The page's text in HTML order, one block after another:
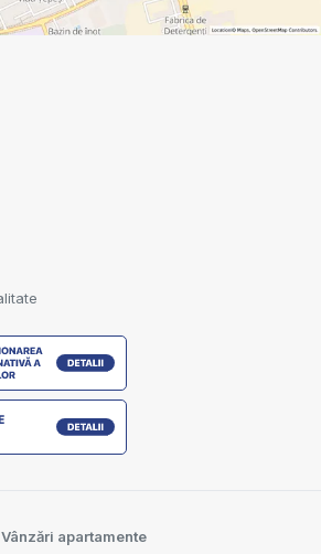
Vânzări apartamente